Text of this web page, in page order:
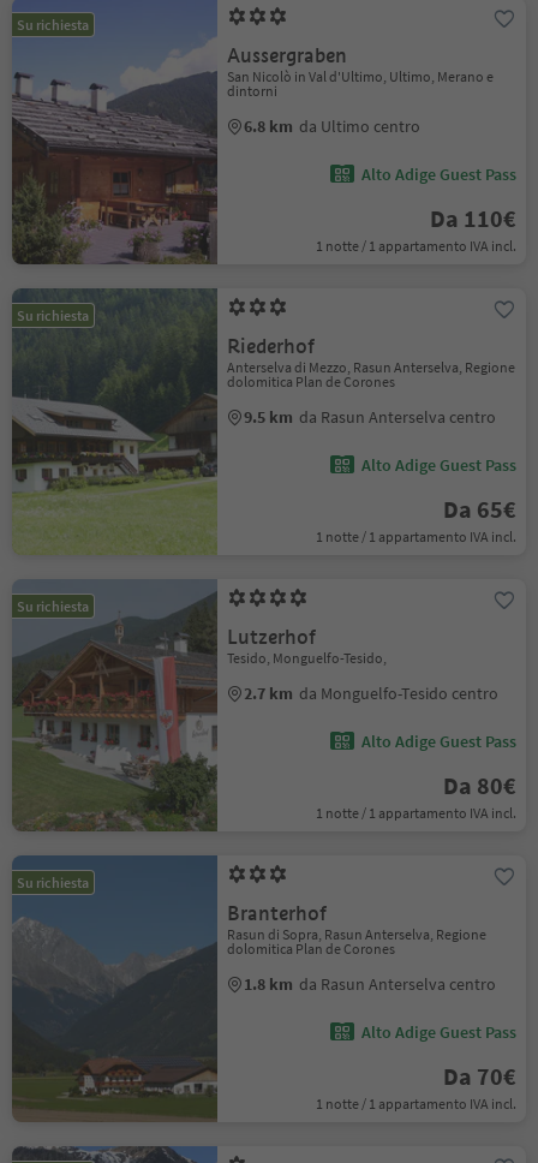
Su richiesta
Aussergraben
San Nicolò in Val d'Ultimo, Ultimo, Merano e
dintorni
6.8 km da Ultimo centro
Alto Adige Guest Pass
Da 110€
1 notte / 1 appartamento IVA incl.
Su richiesta
Riederhof
Anterselva di Mezzo, Rasun Anterselva, Regione
dolomitica Plan de Corones
9.5 km da Rasun Anterselva centro
Alto Adige Guest Pass
Da 65€
1 notte / 1 appartamento IVA incl.
Su richiesta
Lutzerhof
Tesido, Monguelfo-Tesido,
2.7 km da Monguelfo-Tesido centro
Alto Adige Guest Pass
Da 80€
1 notte / 1 appartamento IVA incl.
Su richiesta
Branterhof
Rasun di Sopra, Rasun Anterselva, Regione
dolomitica Plan de Corones
1.8 km da Rasun Anterselva centro
Alto Adige Guest Pass
Da 70€
1 notte / 1 appartamento IVA incl.